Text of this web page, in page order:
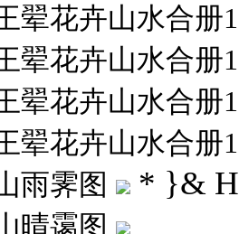
翚花卉山水合册
翚花卉山水合册
翚花卉山水合册
翚花卉山水合册
雨霁图
* }&
晴霭图